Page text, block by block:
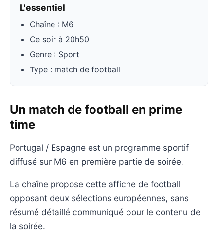
L'essentiel
Chaîne : M6
Ce soir à 20h50
Genre : Sport
Type : match de football
Un match de football en prime
time
Portugal / Espagne est un programme sportif
diffusé sur M6 en première partie de soirée.
La chaîne propose cette affiche de football
opposant deux sélections européennes, sans
résumé détaillé communiqué pour le contenu de
la soirée.